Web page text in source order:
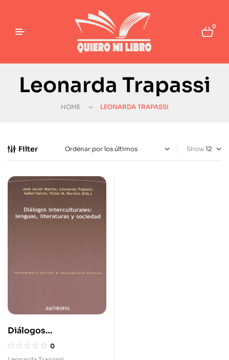
0
Leonarda Trapassi
HOME LEONARDA TRAPASSI
Filter Show
Diálogos
Interculturales:
Lenguas Literaturas Y
0